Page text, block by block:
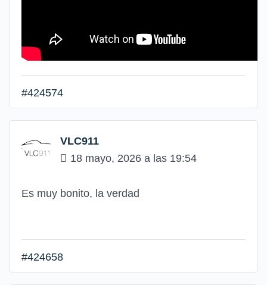
#424574
VLC911
18 mayo, 2026 a las 19:54
Es muy bonito, la verdad
#424658